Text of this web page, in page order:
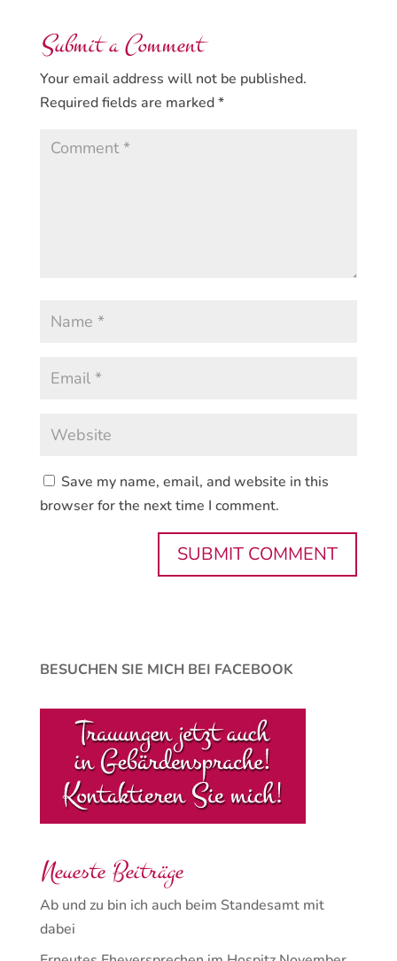
Submit a Comment
Your email address will not be published.
Required fields are marked*
Save my name, email, and website in this
browser for the next time I comment.
BESUCHEN SIE MICH BEI FACEBOOK
Neueste Beiträge
Ab und zu bin ich auch beim Standesamt mit
dabei